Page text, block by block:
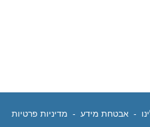
- אבטחת מידע
נפתח - מדיניות פרטיות
נפתח